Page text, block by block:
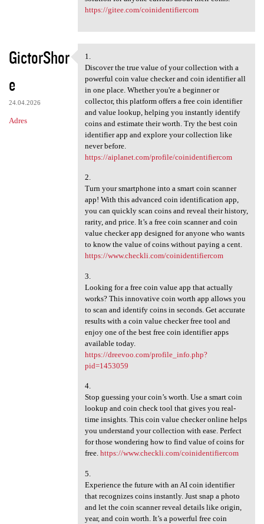
https://gitee.com/coinidentifiercom
GictorShor
e
24.04.2026
Adres
1.
1.
Discover the true value of your collection with a
powerful coin value checker and coin identifier all
in one place. Whether you're a beginner or
collector, this platform offers a free coin identifier
and value lookup, helping you instantly identify
coins and estimate their worth. Try the best coin
identifier app and explore your collection like
never before.
https://aiplanet.com/profile/coinidentifiercom
2.
Turn your smartphone into a smart coin scanner
app! With this advanced coin identification app,
you can quickly scan coins and reveal their history,
rarity, and price. It’s a free coin scanner and coin
value checker app designed for anyone who wants
to know the value of coins without paying a cent.
https://www.checkli.com/coinidentifiercom
3.
Looking for a free coin value app that actually
works? This innovative coin worth app allows you
to scan and identify coins in seconds. Get accurate
results with a coin value checker free tool and
enjoy one of the best free coin identifier apps
available today.
https://dreevoo.com/profile_info.php?
pid=1453059
4.
Stop guessing your coin’s worth. Use a smart coin
lookup and coin check tool that gives you real-
time insights. This coin value checker online helps
you understand your collection with ease. Perfect
for those wondering how to find value of coins for
free. https://www.checkli.com/coinidentifiercom
5.
Experience the future with an AI coin identifier
that recognizes coins instantly. Just snap a photo
and let the coin scanner reveal details like origin,
year, and coin worth. It’s a powerful free coin